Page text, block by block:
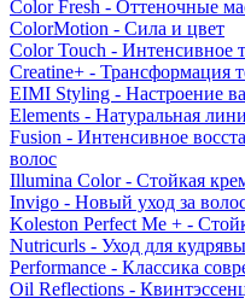
Color Fresh - Оттеночные
ColorMotion - Сила и цвет
Color Touch - Интенсивное
Creatine+ - Трансформация
EIMI Styling - Настроение
Elements - Натуральная
Fusion - Интенсивное
волос
Illumina Color - Стойкая
Invigo - Новый уход за
Koleston Perfect Me + -
Nutricurls - Уход для
Performance - Классика
Oil Reflections -